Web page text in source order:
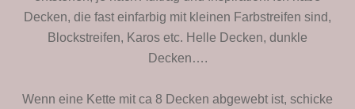
Decken, die fast einfarbig mit kleinen Farbstreifen sind,
Blockstreifen, Karos etc. Helle Decken, dunkle
Decken….
Wenn eine Kette mit ca 8 Decken abgewebt ist, schicke